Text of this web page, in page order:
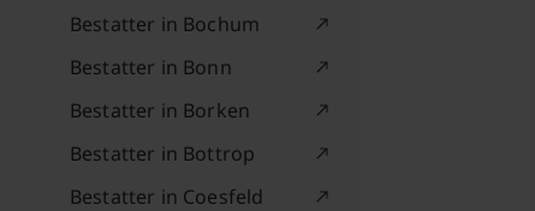
Bestatter in Bochum
Bestatter in Bonn
Bestatter in Borken
Bestatter in Bottrop
Bestatter in Coesfeld